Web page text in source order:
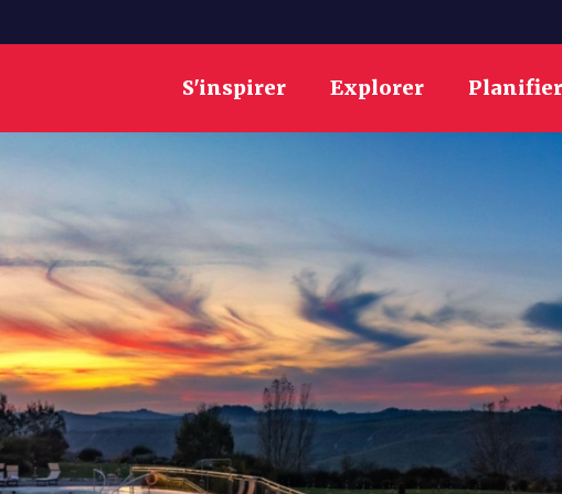
S'inspirer Explorer Planifier